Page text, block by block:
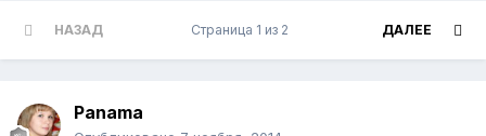
НАЗАД ДАЛЕЕ
Страница 1 из 2
Panama